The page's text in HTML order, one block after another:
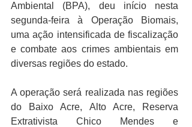
Ambiental (BPA), deu início nesta
segunda-feira à Operação Biomais,
uma ação intensificada de fiscalização
e combate aos crimes ambientais em
diversas regiões do estado.
A operação será realizada nas regiões
do Baixo Acre, Alto Acre, Reserva
Extrativista Chico Mendes e